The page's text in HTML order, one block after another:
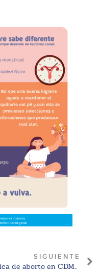
SIGUIENTE
Clínica de aborto en CDMX: Conoce nuestra clínica en Pedregal